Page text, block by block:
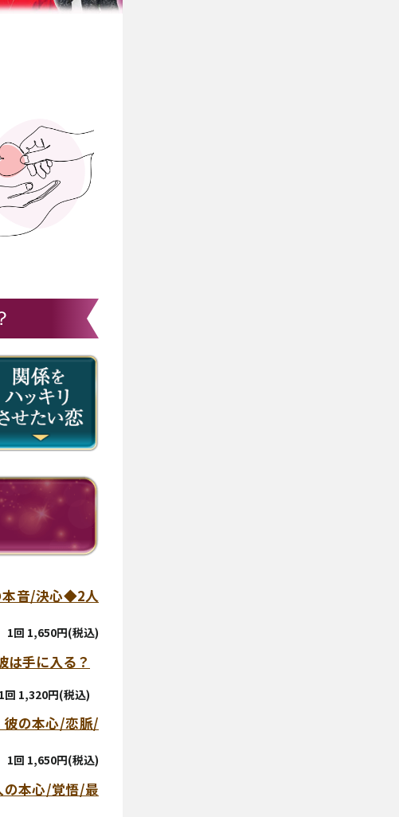
本音/決心◆2人
1回 1,650円(税込)
手に入る？
1回 1,320円(税込)
彼の本心/恋脈/
1回 1,650円(税込)
の本心/覚悟/最